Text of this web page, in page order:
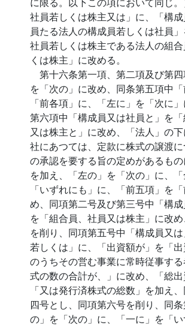
社員若しくは株主又は」に、「構
員たる法人の構成員若しくは社員」
社員若しくは株主である法人の組
くは株主」に改める。
第十六条第一項、第二項及び第四
を「次の」に改め、同条第五項中
「前各項」に、「左に」を「次に
第六項中「構成員又は社員と」を
又は株主と」に改め、「法人」の
社にあつては、定款に株式の譲渡
の承認を要する旨の定めがあるもの
を加え、「左の」を「次の」に、
「いずれにも」に、「前五項」を
め、同項第二号及び第三号中「構成
を「組合員、社員又は株主」に改
を削り、同項第五号中「構成員又
若しくは」に、「出資額が」を「
のうちその営む事業に常時従事す
式の数の合計が、」に改め、「総
「又は発行済株式の総数」を加え
四号とし、同項第六号を削り、同
の」を「次の」に、「一に」を「い